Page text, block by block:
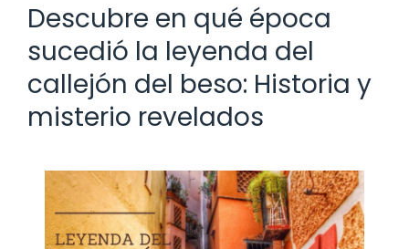
Descubre en qué época
sucedió la leyenda del
callejón del beso: Historia y
misterio revelados